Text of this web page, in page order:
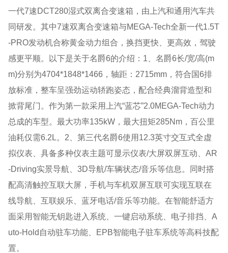
一代7速DCT280湿式双离合变速箱，由上汽和通用汽车共
同研发。其中7速双离合变速箱与MEGA-Tech全新一代1.5T
-PRO发动机合称黄金动力组合，换挡更快、更高效，驾驶
感更平顺。以下是关于名爵6的介绍：1、名爵6长/宽/高(m
m)分别为4704*1848*1466，轴距：2715mm，符合国6排
放标准，整车呈强劲运动轿跑姿态，配合经典溜背造型和
掀背尾门。作为第一款采用上汽“蓝芯”2.0MEGA-Tech动力
总成的车型。最大功率135kW，最大扭矩285Nm，百公里
油耗仅需6.2L。2、第三代名爵6使用12.3英寸交互式全虚
拟仪表、具备多种仪表主题可显示仪表/大屏双屏互动、AR
-Driving实景导航、3D导航/车辆状态/音乐等信息。同时搭
配高清触控互联大屏，手机与车机双屏互联可实现互联在
线导航、互联娱乐、蓝牙电话/音乐等功能。在智能舒适方
面采用智能无钥匙进入系统、一键启动系统、电子排挡、A
uto-Hold自动驻车功能、EPB智能电子驻车系统等高科技配
置。